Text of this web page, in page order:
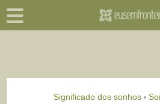
Significado dos sonhos •